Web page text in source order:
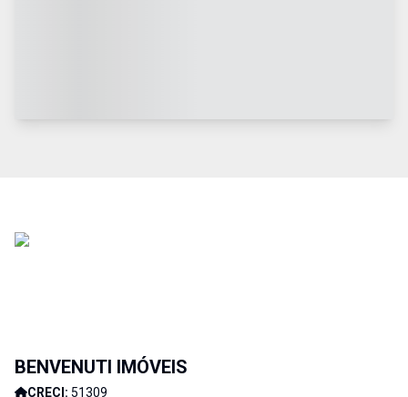
BENVENUTI IMÓVEIS
CRECI: 51309